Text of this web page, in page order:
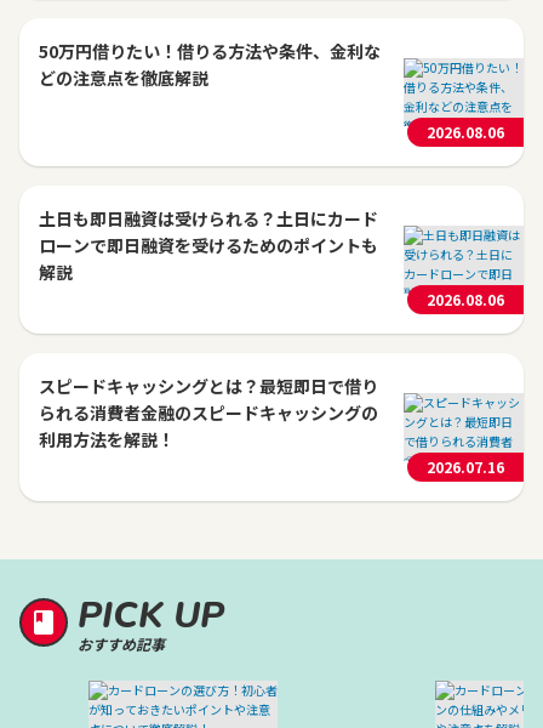
50万円借りたい！借りる方法や条件、金利な
どの注意点を徹底解説
2026.08.06
土日も即日融資は受けられる？土日にカード
ローンで即日融資を受けるためのポイントも
解説
2026.08.06
スピードキャッシングとは？最短即日で借り
られる消費者金融のスピードキャッシングの
利用方法を解説！
2026.07.16
PICK UP
おすすめ記事